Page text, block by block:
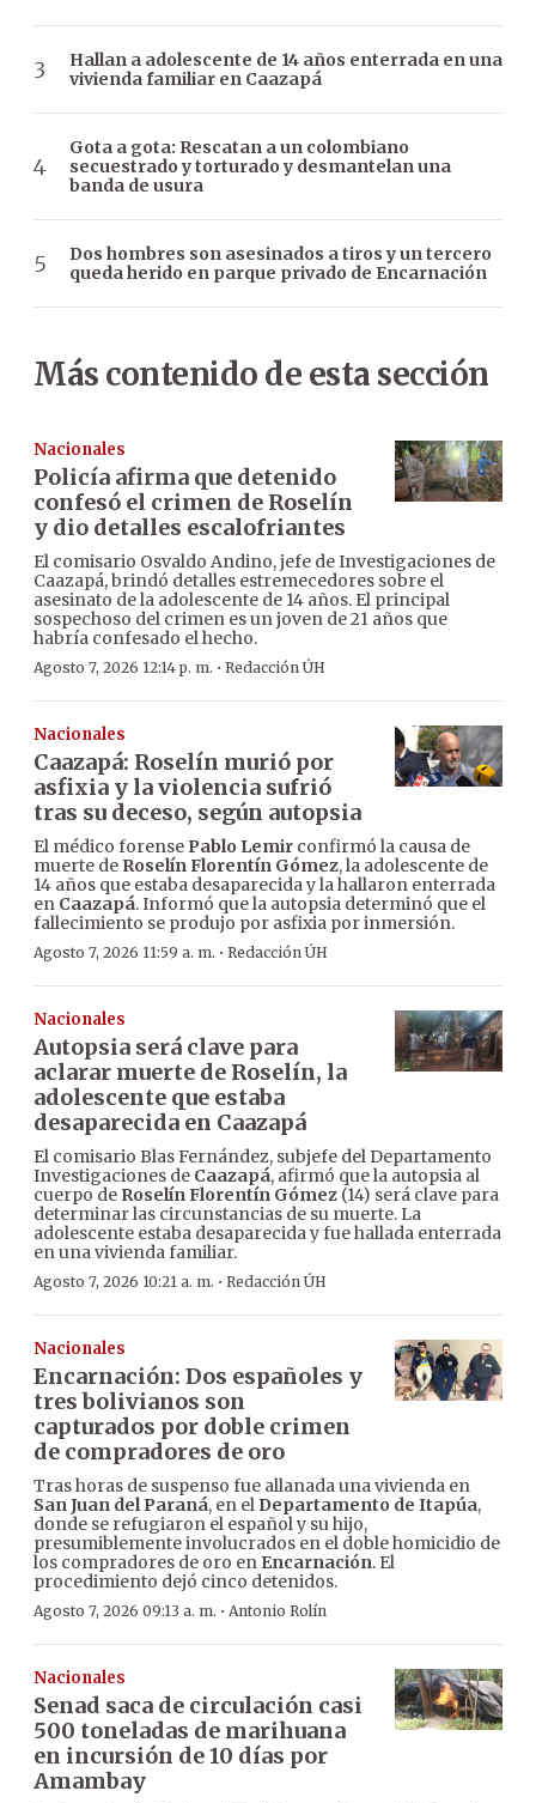
Hallan a adolescente de 14 años enterrada en una
vivienda familiar en Caazapá
Gota a gota: Rescatan a un colombiano
secuestrado y torturado y desmantelan una
banda de usura
Dos hombres son asesinados a tiros y un tercero
queda herido en parque privado de Encarnación
Más contenido de esta sección
Nacionales
Policía afirma que detenido
confesó el crimen de Roselín
y dio detalles escalofriantes
El comisario Osvaldo Andino, jefe de Investigaciones de
Caazapá, brindó detalles estremecedores sobre el
asesinato de la adolescente de 14 años. El principal
sospechoso del crimen es un joven de 21 años que
habría confesado el hecho.
Agosto 7, 2026 12:14 p. m. · Redacción ÚH
Nacionales
Caazapá: Roselín murió por
asfixia y la violencia sufrió
tras su deceso, según autopsia
El médico forense Pablo Lemir confirmó la causa de
muerte de Roselín Florentín Gómez, la adolescente de
14 años que estaba desaparecida y la hallaron enterrada
en Caazapá. Informó que la autopsia determinó que el
fallecimiento se produjo por asfixia por inmersión.
Agosto 7, 2026 11:59 a. m. · Redacción ÚH
Nacionales
Autopsia será clave para
aclarar muerte de Roselín, la
adolescente que estaba
desaparecida en Caazapá
El comisario Blas Fernández, subjefe del Departamento
Investigaciones de Caazapá, afirmó que la autopsia al
cuerpo de Roselín Florentín Gómez (14) será clave para
determinar las circunstancias de su muerte. La
adolescente estaba desaparecida y fue hallada enterrada
en una vivienda familiar.
Agosto 7, 2026 10:21 a. m. · Redacción ÚH
Nacionales
Encarnación: Dos españoles y
tres bolivianos son
capturados por doble crimen
de compradores de oro
Tras horas de suspenso fue allanada una vivienda en
San Juan del Paraná, en el Departamento de Itapúa,
donde se refugiaron el español y su hijo,
presumiblemente involucrados en el doble homicidio de
los compradores de oro en Encarnación. El
procedimiento dejó cinco detenidos.
Agosto 7, 2026 09:13 a. m. · Antonio Rolín
Nacionales
Senad saca de circulación casi
500 toneladas de marihuana
en incursión de 10 días por
Amambay